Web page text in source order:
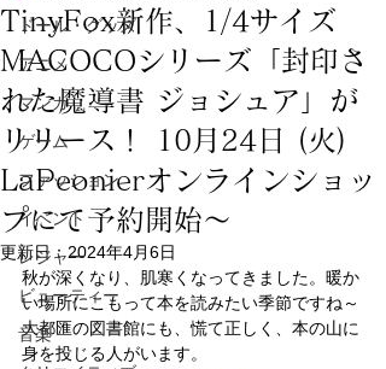
ドール・グッズ
アニメ
マンガ
ゲーム
ファッション
イベント
レジャー
ビューティー
音楽
TinyFox新作、1/4サイズ
MACOCOシリーズ「封印さ
れた魔導書 ジョシュア」が
リリース！ 10月24日 (火)
LaPeonierオンラインショッ
プにて予約開始～
更新日：2024年4月6日
秋が深くなり、肌寒くなってきました。暖か
い場所にこもって本を読みたい季節ですね～
大都匯の図書館にも、慌て正しく、本の山に
身を投じる人がいます。